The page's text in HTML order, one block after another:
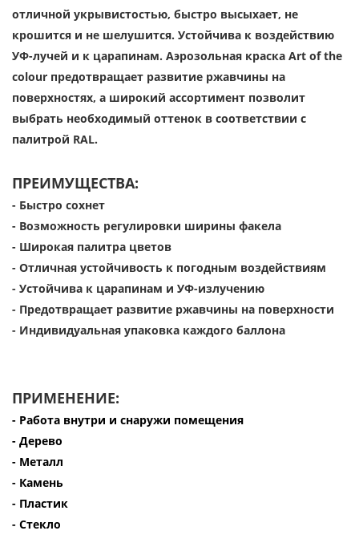
отличной укрывистостью, быстро высыхает, не
крошится и не шелушится. Устойчива к воздействию
УФ-лучей и к царапинам. Аэрозольная краска Art of the
colour предотвращает развитие ржавчины на
поверхностях, а широкий ассортимент позволит
выбрать необходимый оттенок в соответствии с
палитрой RAL.
ПРЕИМУЩЕСТВА:
- Быстро сохнет
- Возможность регулировки ширины факела
- Широкая палитра цветов
- Отличная устойчивость к погодным воздействиям
- Устойчива к царапинам и УФ-излучению
- Предотвращает развитие ржавчины на поверхности
- Индивидуальная упаковка каждого баллона
ПРИМЕНЕНИЕ:
- Работа внутри и снаружи помещения
- Дерево
- Металл
- Камень
- Пластик
- Стекло